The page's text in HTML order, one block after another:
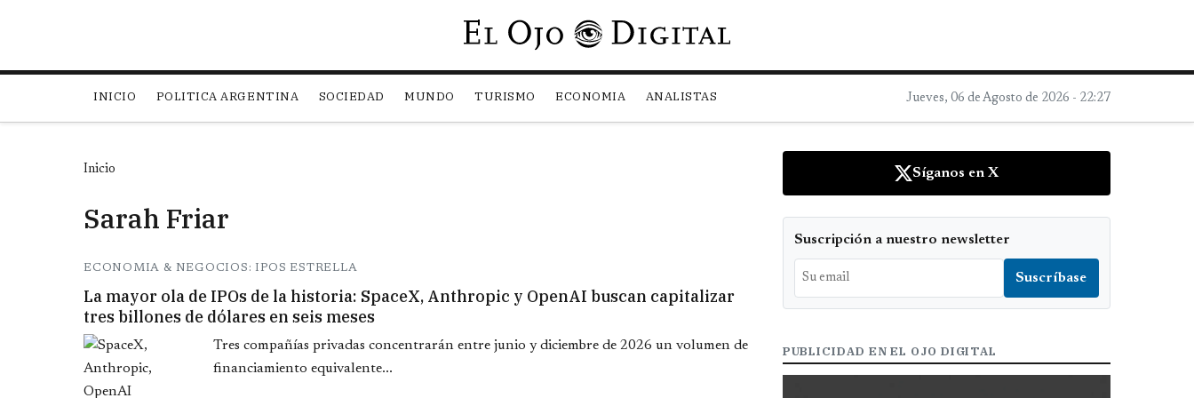
Pasar al contenido principal
INICIO POLITICA ARGENTINA SOCIEDAD MUNDO TURISMO ECONOMIA ANALISTAS Jueves, 06 de Agosto de 2026 - 22:27
Inicio
Sarah Friar
ECONOMIA & NEGOCIOS: IPOS ESTRELLA
La mayor ola de IPOs de la historia: SpaceX, Anthropic y OpenAI buscan capitalizar
tres billones de dólares en seis meses
Tres compañías privadas concentrarán entre junio y diciembre de 2026 un volumen de
financiamiento equivalente...
Síganos en X
Suscripción a nuestro newsletter
PUBLICIDAD EN EL OJO DIGITAL